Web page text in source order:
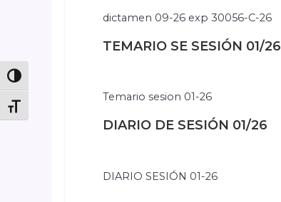
Toggle High Contrast
Toggle Font size
dictamen 09-26 exp 30056-C-26
TEMARIO SE SESIÓN 01/26
Temario sesion 01-26
DIARIO DE SESIÓN 01/26
DIARIO SESIÓN 01-26